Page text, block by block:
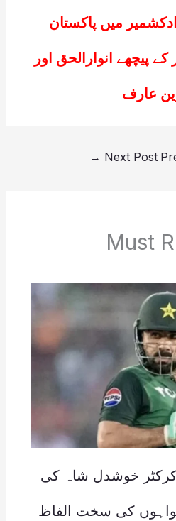
میں پاکستان
پیچھے انوارالحق اور
عارف
Next Post
→
Must
خوشدل شاہ کی
کی سخت الفاظ